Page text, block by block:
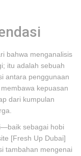
bahwa menganalisis
itu adalah sebuah
antara penggunaan
kepuasan
dari kumpulan
sebagai hobi
[Fresh Up Dubai]
tambahan mengenai